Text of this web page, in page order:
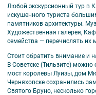
Любой экскурсионный тур в
искушенного туриста
памятников архитектуры.
Художественная галерея,
семейства — перечислять их
Стоит обратить внимание и
В Советске (Тильзите) можно
мост королевы Луизы, дом
Черняховске сохранились
Святого Бруно, несколько